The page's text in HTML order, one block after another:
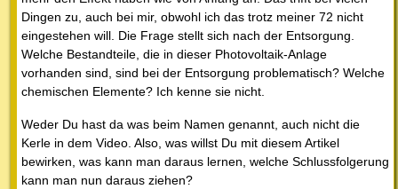
Dingen zu, auch bei mir, obwohl ich das trotz meiner 72 nicht
eingestehen will. Die Frage stellt sich nach der Entsorgung.
Welche Bestandteile, die in dieser Photovoltaik-Anlage
vorhanden sind, sind bei der Entsorgung problematisch? Welche
chemischen Elemente? Ich kenne sie nicht.
Weder Du hast da was beim Namen genannt, auch nicht die
Kerle in dem Video. Also, was willst Du mit diesem Artikel
bewirken, was kann man daraus lernen, welche Schlussfolgerung
kann man nun daraus ziehen?